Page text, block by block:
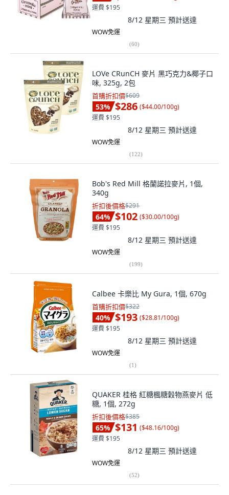
運費 $195
8/12 星期三 預計送達
WOW免運
(60)
LOVe CRunCH 麥片 黑巧克力&椰子口
味, 325g, 2包
首購折扣價$609
53% $286 ($44.00/100g)
運費 $195
8/12 星期三 預計送達
WOW免運
(122)
Bob's Red Mill 格蘭諾拉麥片, 1個,
340g
折扣後價格$291
64% $102 ($30.00/100g)
運費 $195
8/12 星期三 預計送達
WOW免運
(199)
Calbee 卡樂比 My Gura, 1個, 670g
首購折扣價$322
40% $193 ($28.81/100g)
運費 $195
8/12 星期三 預計送達
WOW免運
(1)
QUAKER 桂格 紅糖楓糖穀物燕麥片 低
糖, 1個, 272g
折扣後價格$385
65% $131 ($48.16/100g)
運費 $195
8/12 星期三 預計送達
WOW免運
(52)